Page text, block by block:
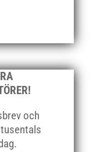
och